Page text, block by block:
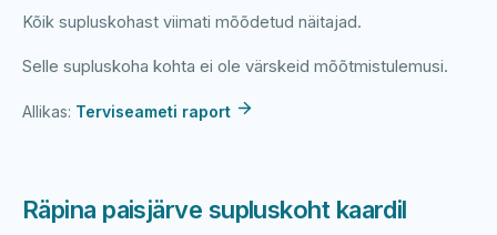
Kõik supluskohast viimati mõõdetud näitajad.
Selle supluskoha kohta ei ole värskeid mõõtmistulemusi.
Allikas: Terviseameti raport
Räpina paisjärve supluskoht kaardil